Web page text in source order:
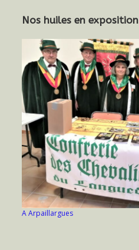
Nos huiles en exposition
A Arpaillargues